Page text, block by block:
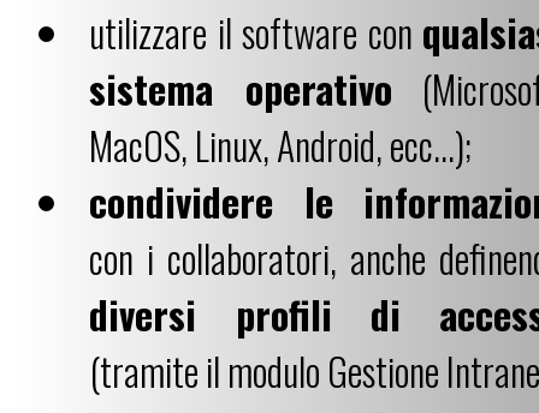
utilizzare il software con
sistema operativo
MacOS, Linux, Android, ecc...);
condividere le
con i collaboratori, anche
diversi profili di
(tramite il modulo Gestione